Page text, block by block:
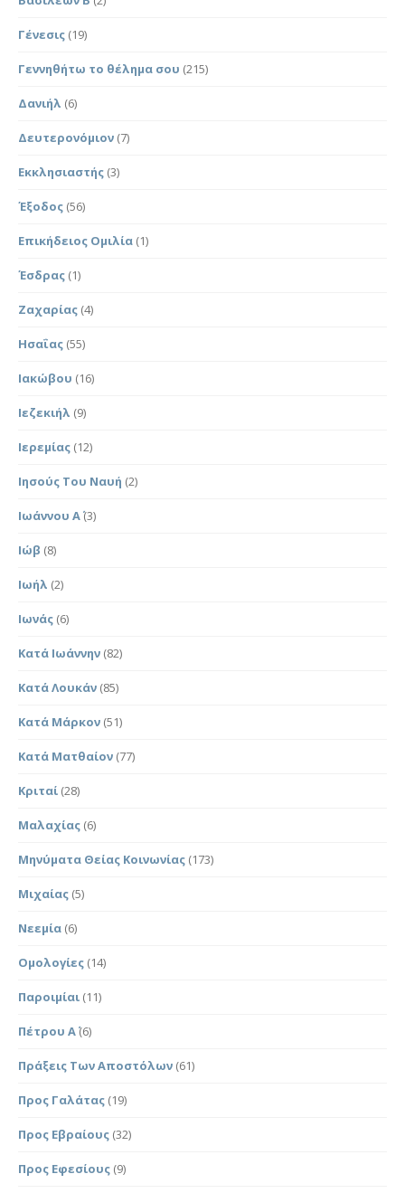
Γένεσις (19)
Γεννηθήτω το θέλημα σου (215)
Δανιήλ (6)
Δευτερονόμιον (7)
Εκκλησιαστής (3)
Έξοδος (56)
Επικήδειος Ομιλία (1)
Έσδρας (1)
Ζαχαρίας (4)
Ησαΐας (55)
Ιακώβου (16)
Ιεζεκιήλ (9)
Ιερεμίας (12)
Ιησούς Του Ναυή (2)
Ιωάννου Α΄(3)
Ιώβ (8)
Ιωήλ (2)
Ιωνάς (6)
Κατά Ιωάννην (82)
Κατά Λουκάν (85)
Κατά Μάρκον (51)
Κατά Ματθαίον (77)
Κριταί (28)
Μαλαχίας (6)
Μηνύματα Θείας Κοινωνίας (173)
Μιχαίας (5)
Νεεμία (6)
Ομολογίες (14)
Παροιμίαι (11)
Πέτρου Α΄(6)
Πράξεις Των Αποστόλων (61)
Προς Γαλάτας (19)
Προς Εβραίους (32)
Προς Εφεσίους (9)